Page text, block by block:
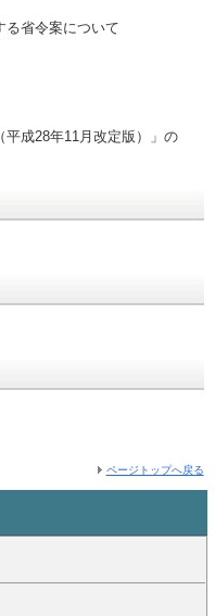
する省令案について
成28年11月改定版）」の
ページトップへ戻る